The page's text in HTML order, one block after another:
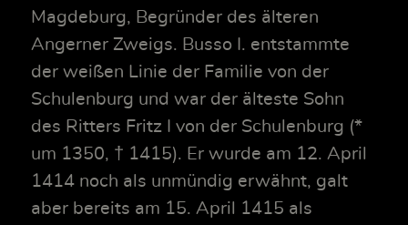
Magdeburg, Begründer des älteren
Angerner Zweigs. Busso I. entstammte
der weißen Linie der Familie von der
Schulenburg und war der älteste Sohn
des Ritters Fritz I von der Schulenburg (*
um 1350, † 1415). Er wurde am 12. April
1414 noch als unmündig erwähnt, galt
aber bereits am 15. April 1415 als